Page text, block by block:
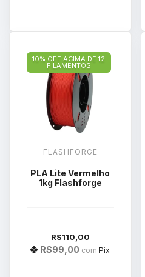
10% OFF ACIMA DE 12
FILAMENTOS
FLASHFORGE
PLA Lite Vermelho
1kg Flashforge
R$110,00
R$99,00 com Pix